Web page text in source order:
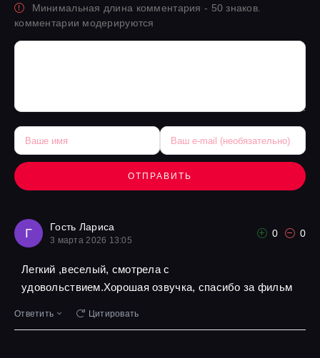
Минимальная длина комментария - 50 знаков.
комментарии модерируются
ОТПРАВИТЬ
Г Гость Лариса
3 марта 2026 13:05
0 0
Легкий ,веселый, смотрела с
удовольствием.Хорошая озвучка, спасибо за фильм
Ответить Цитировать